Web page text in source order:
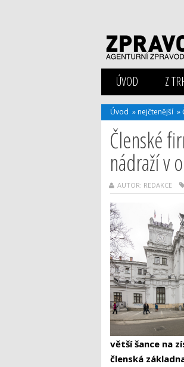
ÚVOD Z
Úvod » nejčtenější »
Členské
nádraží v
AUTOR: REDAKCE
větší šance na
členská